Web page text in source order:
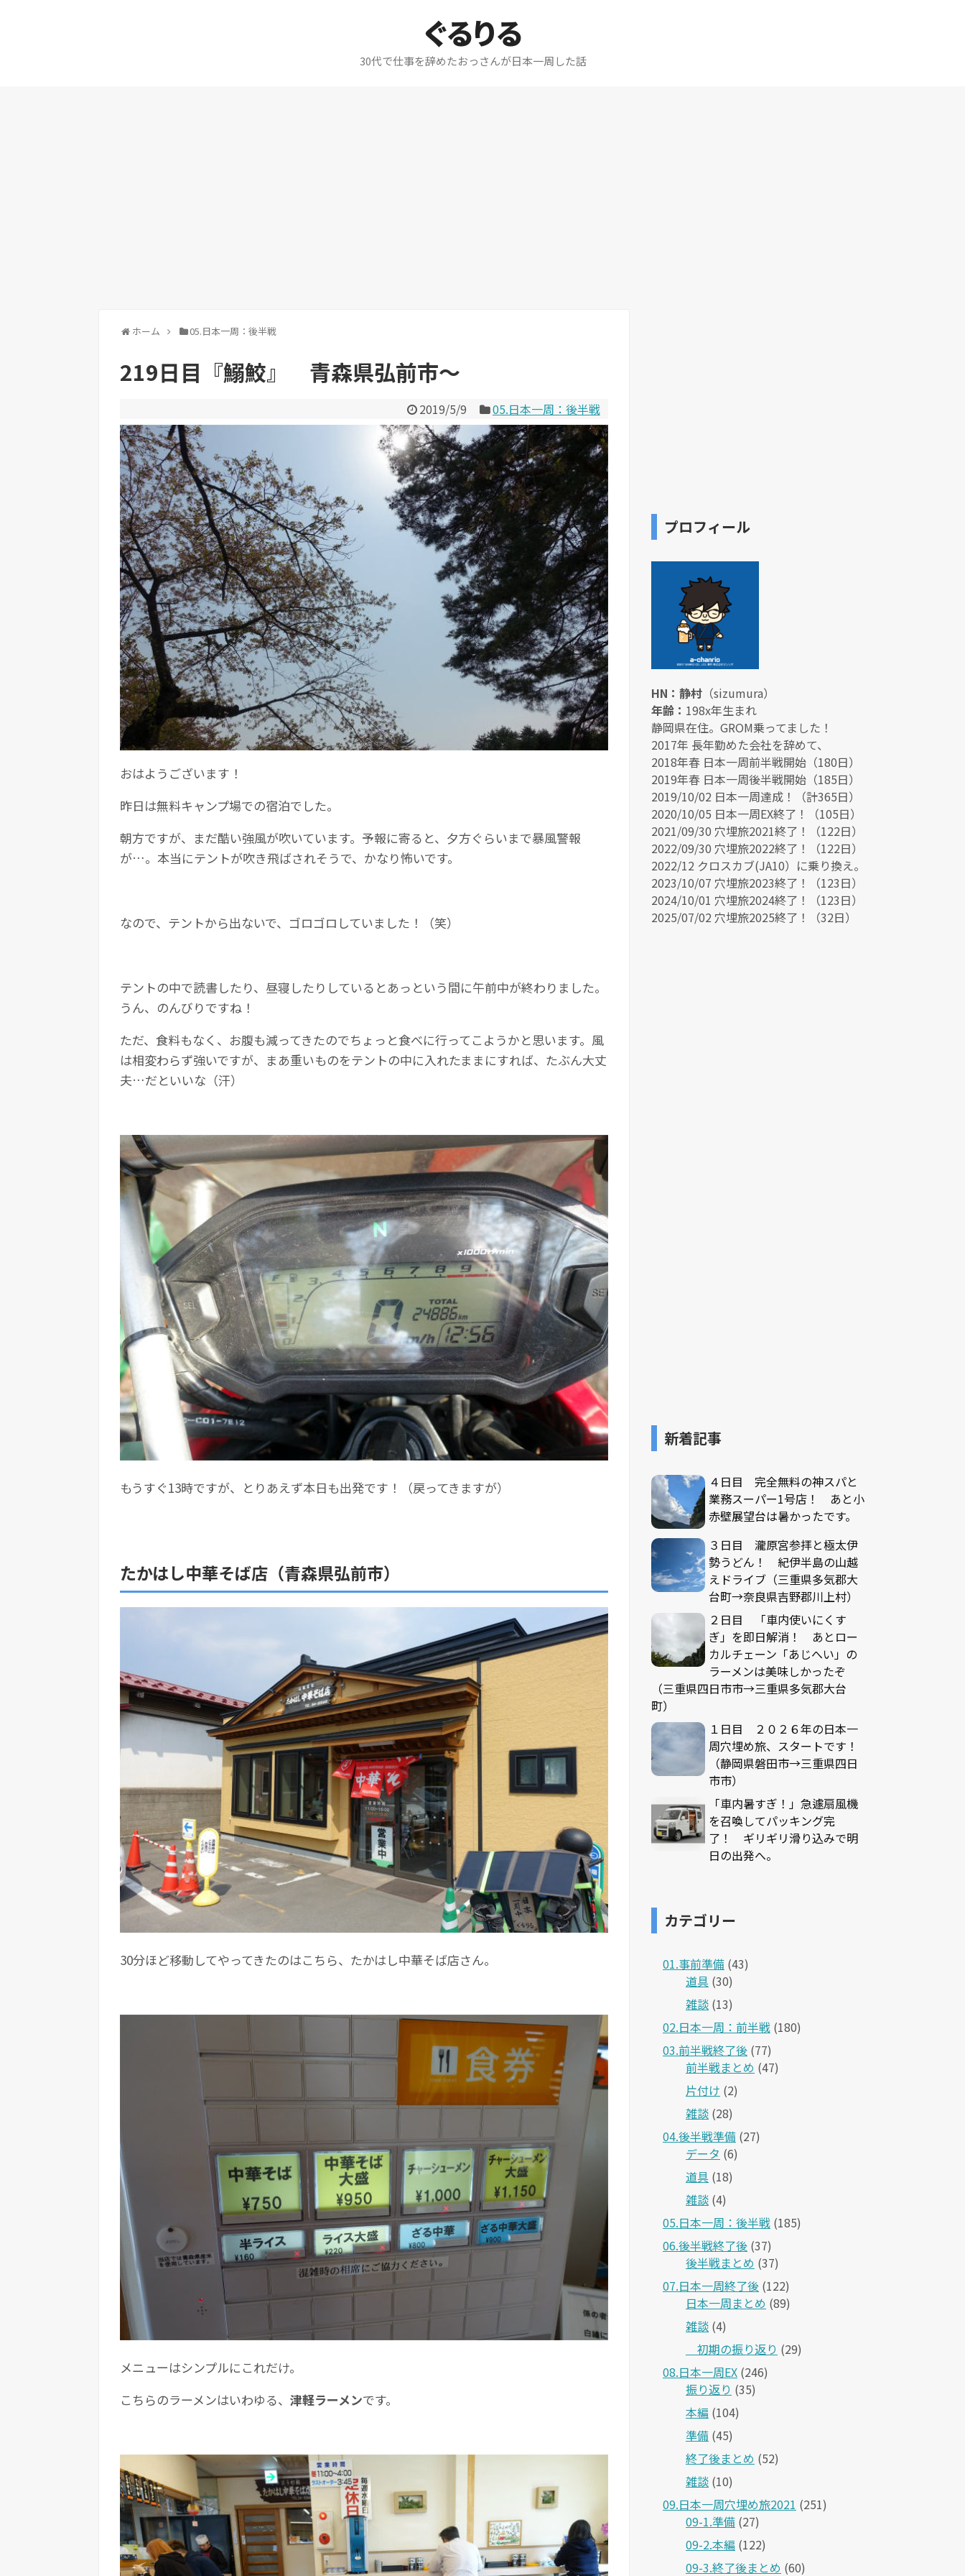
ぐるりる
30代で仕事を辞めたおっさんが日本一周した話
ホーム 05.日本一周：後半戦
219日目『鰯鮫』 青森県弘前市～
2019/5/9 05.日本一周：後半戦
おはようございます！
昨日は無料キャンプ場での宿泊でした。
朝方ですが、まだ酷い強風が吹いています。予報に寄ると、夕方ぐらいまで暴風警報
が…。本当にテントが吹き飛ばされそうで、かなり怖いです。
なので、テントから出ないで、ゴロゴロしていました！（笑）
テントの中で読書したり、昼寝したりしているとあっという間に午前中が終わりました。
うん、のんびりですね！
ただ、食料もなく、お腹も減ってきたのでちょっと食べに行ってこようかと思います。風
は相変わらず強いですが、まあ重いものをテントの中に入れたままにすれば、たぶん大丈
夫…だといいな（汗）
もうすぐ13時ですが、とりあえず本日も出発です！（戻ってきますが）
たかはし中華そば店（青森県弘前市）
30分ほど移動してやってきたのはこちら、たかはし中華そば店さん。
メニューはシンプルにこれだけ。
こちらのラーメンはいわゆる、 津軽ラーメンです。
プロフィール
HN：静村 （sizumura）
年齢： 198x年生まれ
静岡県在住。GROM乗ってました！
2017年 長年勤めた会社を辞めて、
2018年春 日本一周前半戦開始（180日）
2019年春 日本一周後半戦開始（185日）
2019/10/02 日本一周達成！（計365日）
2020/10/05 日本一周EX終了！（105日）
2021/09/30 穴埋旅2021終了！（122日）
2022/09/30 穴埋旅2022終了！（122日）
2022/12 クロスカブ(JA10）に乗り換え。
2023/10/07 穴埋旅2023終了！（123日）
2024/10/01 穴埋旅2024終了！（123日）
2025/07/02 穴埋旅2025終了！（32日）
新着記事
４日目 完全無料の神スパと
業務スーパー1号店！ あと小
赤壁展望台は暑かったです。
３日目 瀧原宮参拝と極太伊
勢うどん！ 紀伊半島の山越
えドライブ（三重県多気郡大
台町→奈良県吉野郡川上村）
２日目 「車内使いにくす
ぎ」を即日解消！ あとロー
カルチェーン「あじへい」の
ラーメンは美味しかったぞ
（三重県四日市市→三重県多気郡大台
町）
１日目 ２０２６年の日本一
周穴埋め旅、スタートです！
（静岡県磐田市→三重県四日
市市）
「車内暑すぎ！」急遽扇風機
を召喚してパッキング完
了！ ギリギリ滑り込みで明
日の出発へ。
カテゴリー
01.事前準備 (43)
道具 (30)
雑談 (13)
02.日本一周：前半戦 (180)
03.前半戦終了後 (77)
前半戦まとめ (47)
片付け (2)
雑談 (28)
04.後半戦準備 (27)
データ (6)
道具 (18)
雑談 (4)
05.日本一周：後半戦 (185)
06.後半戦終了後 (37)
後半戦まとめ (37)
07.日本一周終了後 (122)
日本一周まとめ (89)
雑談 (4)
＿初期の振り返り (29)
08.日本一周EX (246)
振り返り (35)
本編 (104)
準備 (45)
終了後まとめ (52)
雑談 (10)
09.日本一周穴埋め旅2021 (251)
09-1.準備 (27)
09-2.本編 (122)
09-3.終了後まとめ (60)